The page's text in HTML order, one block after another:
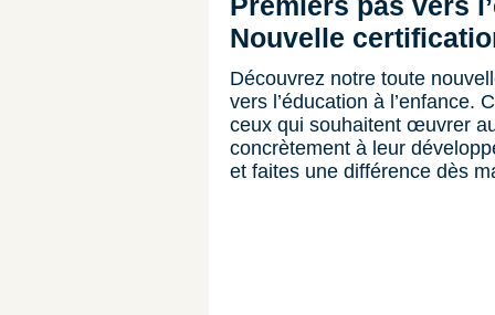
Nouvelle
Découvrez notre toute
vers l’éducation à l’enfance.
ceux qui souhaitent œuvrer
concrètement à leur
et faites une différence dès